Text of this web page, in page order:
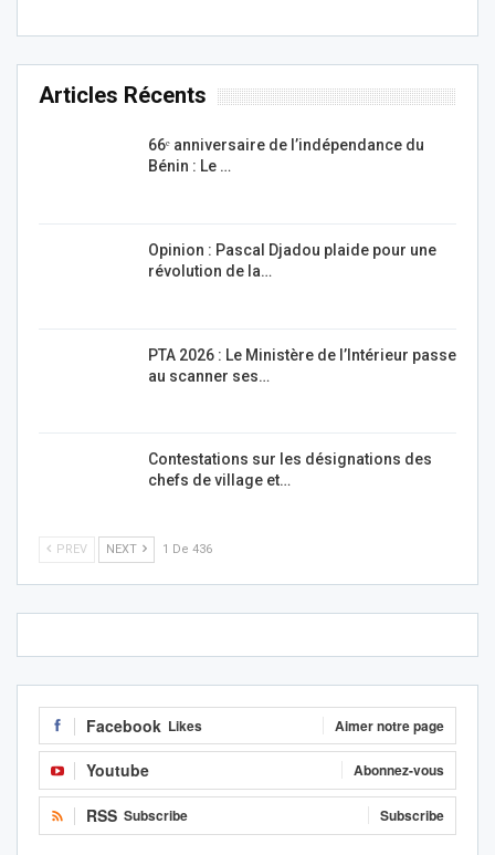
Articles Récents
66ᵉ anniversaire de l’indépendance du
Bénin : Le …
Opinion : Pascal Djadou plaide pour une
révolution de la…
PTA 2026 : Le Ministère de l’Intérieur passe
au scanner ses…
Contestations sur les désignations des
chefs de village et…
PREV NEXT 1 De 436
Facebook Likes Aimer notre page
Youtube Abonnez-vous
RSS Subscribe Subscribe